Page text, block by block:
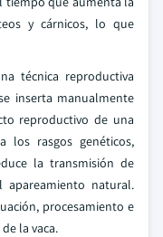
y cárnicos, lo que
técnica reproductiva
inserta manualmente
reproductivo de una
los rasgos genéticos,
la transmisión de
apareamiento natural.
procesamiento e
la vaca.